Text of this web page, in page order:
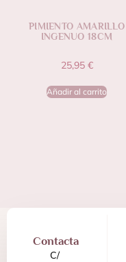
PIMIENTO AMARILLO
INGENUO 18CM
25,95 €
Añadir al carrito
Contacta
C/